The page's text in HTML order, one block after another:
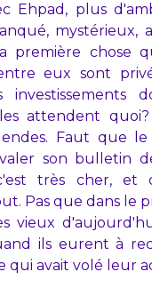
Ehpad, plus
mystérieux,
première chose
eux sont
attendent
Faut que
son bulletin
très cher, et
Pas que dans le
vieux
ils eurent à
qui avait volé leur